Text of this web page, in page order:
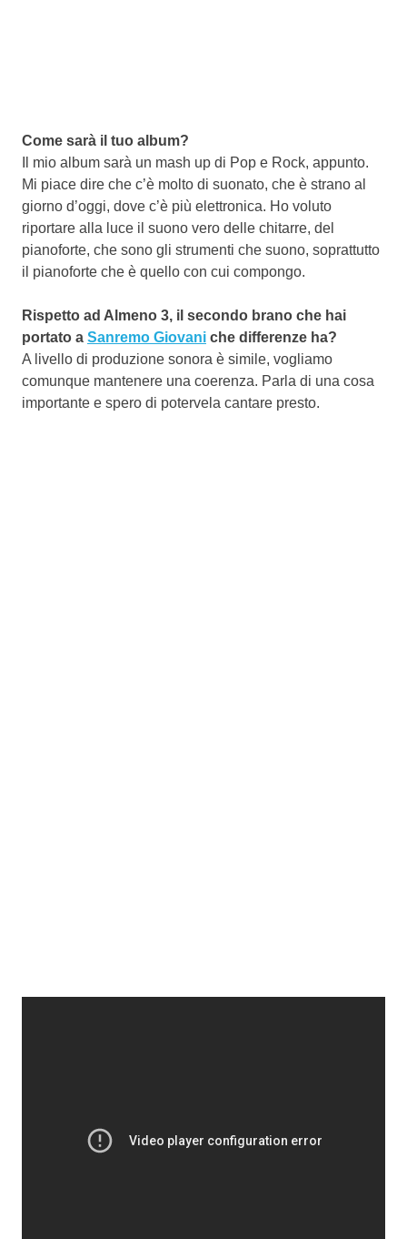
Come sarà il tuo album?
Il mio album sarà un mash up di Pop e Rock, appunto.
Mi piace dire che c’è molto di suonato, che è strano al
giorno d’oggi, dove c’è più elettronica. Ho voluto
riportare alla luce il suono vero delle chitarre, del
pianoforte, che sono gli strumenti che suono, soprattutto
il pianoforte che è quello con cui compongo.
Rispetto ad Almeno 3, il secondo brano che hai
portato a Sanremo Giovani che differenze ha?
A livello di produzione sonora è simile, vogliamo
comunque mantenere una coerenza. Parla di una cosa
importante e spero di potervela cantare presto.